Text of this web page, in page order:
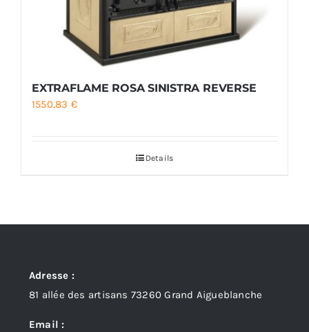
EXTRAFLAME ROSA SINISTRA REVERSE
1550,83 €
Details
Adresse :
81 allée des artisans 73260 Grand Aigueblanche
Email :